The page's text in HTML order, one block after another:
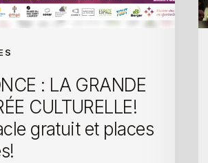
: LA GRANDE
CULTURELLE!
gratuit et places